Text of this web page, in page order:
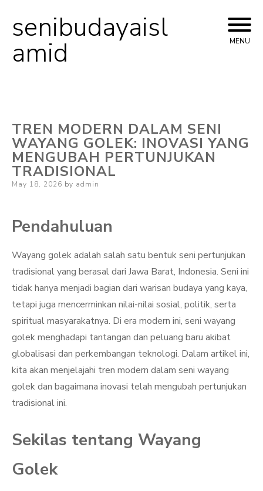
Skip
to
senibudayaisl
amid MENU
TREN MODERN DALAM SENI
WAYANG GOLEK: INOVASI YANG
MENGUBAH PERTUNJUKAN
TRADISIONAL
Posted
May 18, 2026 by admin
Pendahuluan
Wayang golek adalah salah satu bentuk seni pertunjukan
tradisional yang berasal dari Jawa Barat, Indonesia. Seni ini
tidak hanya menjadi bagian dari warisan budaya yang kaya,
tetapi juga mencerminkan nilai-nilai sosial, politik, serta
spiritual masyarakatnya. Di era modern ini, seni wayang
golek menghadapi tantangan dan peluang baru akibat
globalisasi dan perkembangan teknologi. Dalam artikel ini,
kita akan menjelajahi tren modern dalam seni wayang
golek dan bagaimana inovasi telah mengubah pertunjukan
tradisional ini.
Sekilas tentang Wayang
Golek